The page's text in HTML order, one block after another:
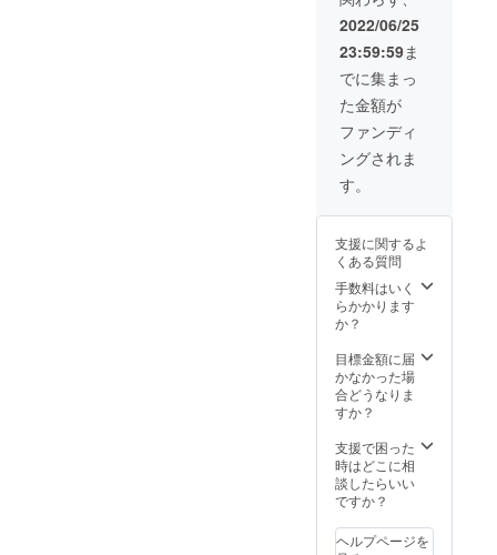
母。
鬱・不
妊・子
供アト
ピーを
自身自
ら
「食」
で乗り
越えた
チュラ
ルフー
ドコー
ディ
ネー
ヨガイ
ンスト
ラク
ター資
得。更
にオン
ライン
糖質制
BODY
ダイ
担とな
りま
チラシ
のサイ
ズはA4
限定と
なりま
す。 ※
事務局
は支援
者様の
ご負担
でお願
いしま
す。 ※
する内
容、法
令に違
どはお
受けで
きませ
ん。そ
の返金
阪中央
公会堂
る方に
限りま
す。
（上限
なし）
の女性
【ス
ター
ト】 ・
2022年
7月8日
（金）
10日
（日）
の間
いずれ
か1日、
体重測
る。
【ラス
ト】 ・
（金）
17日
（土）
18日
の間
2022/06/25
23:59:59ま
でに集まっ
た金額が
ファンディ
ングされま
す。
支援に関するよ
くある質問
手数料はいく
らかかります
か？
目標金額に届
かなかった場
合どうなりま
すか？
支援で困った
時はどこに相
談したらいい
ですか？
ヘルプページを